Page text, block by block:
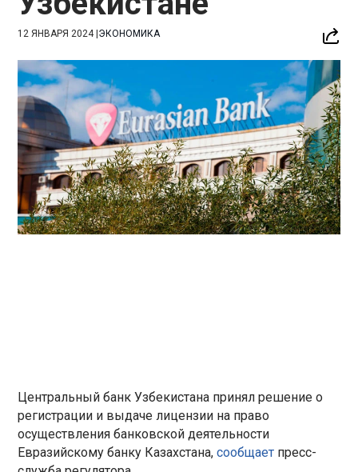
12 ЯНВАРЯ 2024|ЭКОНОМИКА
Центральный банк Узбекистана принял решение о
регистрации и выдаче лицензии на право
осуществления банковской деятельности
Евразийскому банку Казахстана,сообщает пресс-